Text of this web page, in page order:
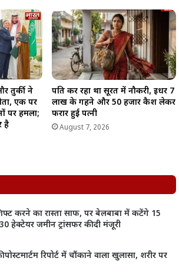
तुर्की ने
एक पर
पर हमला;
है
पति कर रहा था सूरत में नौकरी, इधर 7
लाख के गहने और 50 हजार कैश लेकर
फरार हुई पत्नी
August 7, 2026
शिफ्ट करने का रास्ता साफ, पर बेलबाबा में कटेंगे 15
हेक्टेयर जमीन ट्रांसफर की दी मंजूरी
रिपोर्ट में चौंकाने वाला खुलासा, शरीर पर